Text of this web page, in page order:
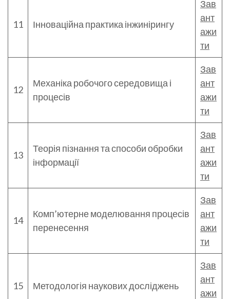
11 Інноваційна практика інжинірингу
Зав
ант
ажи
ти
12
Механіка робочого середовища і
процесів
Зав
ант
ажи
ти
13
Теорія пізнання та способи обробки
інформації
Зав
ант
ажи
ти
14
Комп’ютерне моделювання процесів
перенесення
Зав
ант
ажи
ти
15 Методологія наукових досліджень
Зав
ант
ажи